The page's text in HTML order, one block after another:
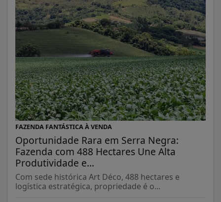
FAZENDA FANTÁSTICA À VENDA
Oportunidade Rara em Serra Negra:
Fazenda com 488 Hectares Une Alta
Produtividade e...
Com sede histórica Art Déco, 488 hectares e
logística estratégica, propriedade é o...